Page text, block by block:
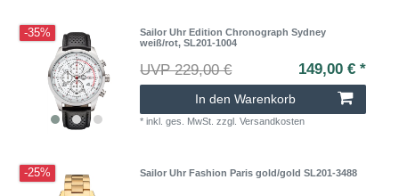
-35%
Sailor Uhr Edition Chronograph Sydney
weiß/rot, SL201-1004
UVP 229,00 € 149,00 € *
In den Warenkorb
*inkl. ges. MwSt. zzgl.Versandkosten
-25% Sailor Uhr Fashion Paris gold/gold SL201-3488